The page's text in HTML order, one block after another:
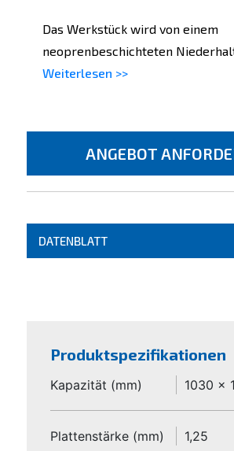
Das Werkstück wird von einem
neoprenbeschichteten
Weiterlesen >>
ANGEBOT
DATENBLATT
Produktspezifikationen
Kapazität (mm) 1030 x
Plattenstärke (mm) 1,25